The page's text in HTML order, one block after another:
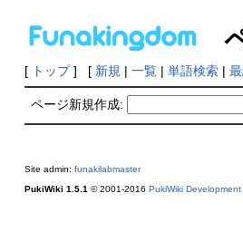
[ トップ] [ 新規 | 一覧| 単語検索|
ページ新規作成:
Site admin: funakilabmaster
PukiWiki 1.5.1 © 2001-2016 PukiWiki Development